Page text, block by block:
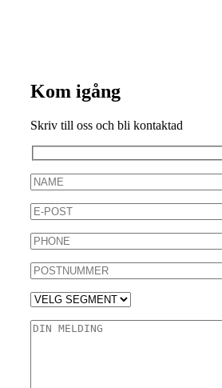
Kom igång
Skriv till oss och bli kontaktad